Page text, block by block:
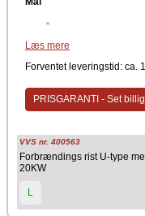
Materiale
Rustfri stål
Producent
Læs mere
Forventet leveringstid: ca.
PRISGARANTI - Set
VVS nr. 400563
Forbrændings rist U-type
20KW
L